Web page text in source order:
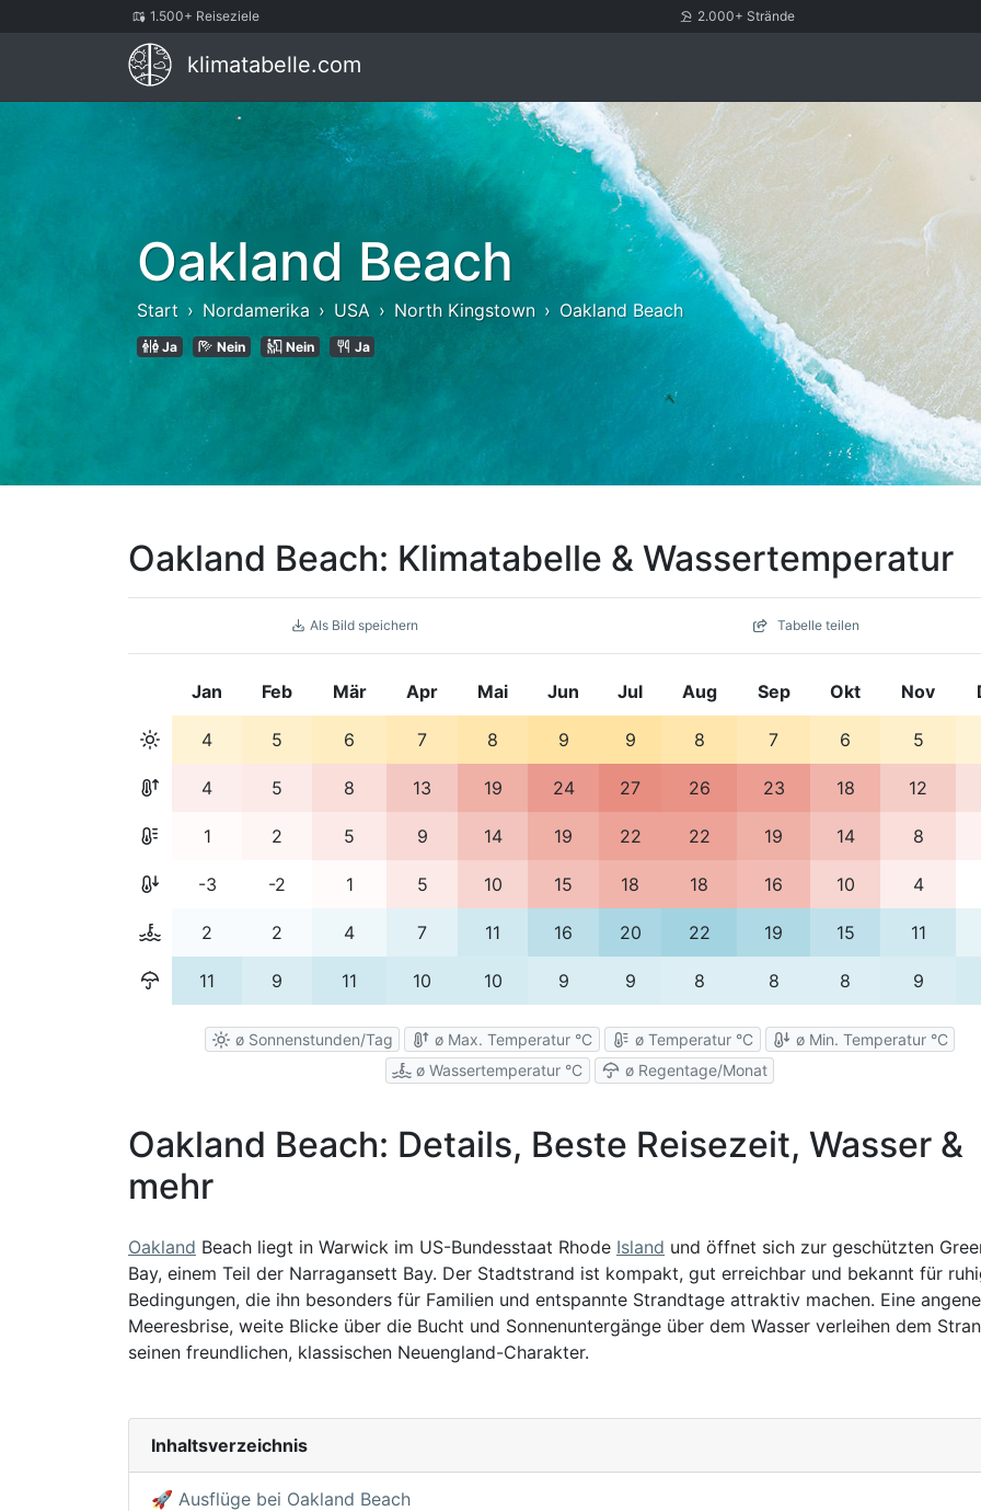
1.500+ Reiseziele 2.000+ Strände
klimatabelle.com
Oakland Beach
Start Nordamerika USA North Kingstown Oakland Beach
Ja Nein Nein Ja
Oakland Beach: Klimatabelle & Wassertemperatur
Als Bild speichern Tabelle teilen
Jan Feb Mär Apr Mai Jun Jul Aug Sep Okt Nov
4 5 6 7 8 9 9 8 7 6 5
4 5 8 13 19 24 27 26 23 18 12
1 2 5 9 14 19 22 22 19 14 8
-3 -2 1 5 10 15 18 18 16 10 4
2 2 4 7 11 16 20 22 19 15 11
11 9 11 10 10 9 9 8 8 8 9
ø Sonnenstunden/Tag ø Max. Temperatur °C ø Temperatur °C
ø Min. Temperatur °C
ø Wassertemperatur °C
ø Regentage/Monat
Oakland Beach: Details, Beste Reisezeit, Wasser &
mehr
Oakland Beach liegt in Warwick im US-Bundesstaat Rhode Island und öffnet sich zur geschützten
Bay, einem Teil der Narragansett Bay. Der Stadtstrand ist kompakt, gut erreichbar und bekannt für
Bedingungen, die ihn besonders für Familien und entspannte Strandtage attraktiv machen. Eine
Meeresbrise, weite Blicke über die Bucht und Sonnenuntergänge über dem Wasser verleihen dem
seinen freundlichen, klassischen Neuengland-Charakter.
Inhaltsverzeichnis
🚀 Ausflüge bei Oakland Beach